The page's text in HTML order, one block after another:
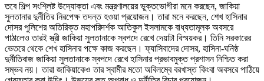
তবে শিল্প সংশ্লিষ্ট উদ্যোক্তা এবং মন্ত্রণালয়ের ভুক্তভোগীরা মনে করছেন, জাকিয়া
সুলতানার দুর্নীতির নিরপেক্ষ তদন্ত হওয়া প্রয়োজন। তারা মনে করছেন, শেখ হাসিনার
দোসর পুলিশের অতিরিক্ত মহাপরিদর্শক আতিকুল ইসলামকে বাধ্যতামূলক অবসরে
পাঠালেও তারই স্ত্রী জাকিয়া সুলতানাকে স্বপদে রেখে দেয়াটা বিস্ময়কর। তিনি সরকারের
ভেতরে থেকে শেখ হাসিনার পক্ষে কাজ করছেন। ফ্যাসিবাদের দোসর, হাসিনা-ঘনিষ্ঠ
দুর্নীতিবাজ জাকিয়া সুলতানাকে স্বপদে রেখে হাসিনার প্রভাবমুক্ত প্রশাসন নিশ্চিত করা
সম্ভব নয়। তারা জাকিয়াকেও তার স্বামীর মতো অবিলম্বে বরখাস্ত কিংবা অবসরে পাঠিয়ে